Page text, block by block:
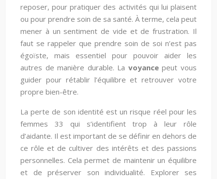
reposer, pour pratiquer des activités qui lui plaisent
ou pour prendre soin de sa santé. À terme, cela peut
mener à un sentiment de vide et de frustration. Il
faut se rappeler que prendre soin de soi n’est pas
égoïste, mais essentiel pour pouvoir aider les
autres de manière durable. La voyancepeut vous
guider pour rétablir l’équilibre et retrouver votre
propre bien-être.
La perte de son identité est un risque réel pour les
femmes 33 qui s’identifient trop à leur rôle
d’aidante. Il est important de se définir en dehors de
ce rôle et de cultiver des intérêts et des passions
personnelles. Cela permet de maintenir un équilibre
et de préserver son individualité. Explorer ses